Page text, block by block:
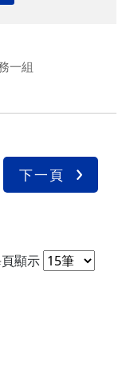
一組
下一頁
顯示